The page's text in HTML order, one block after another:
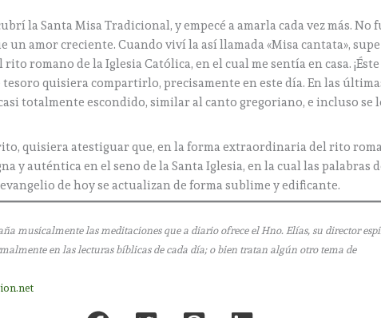
la Santa Misa Tradicional, y empecé a amarla cada vez más. No
un amor creciente. Cuando viví la así llamada «Misa cantata»,
romano de la Iglesia Católica, en el cual me sentía en casa.
tesoro quisiera compartirlo, precisamente en este día. En las
totalmente escondido, similar al canto gregoriano, e incluso se
quisiera atestiguar que, en la forma extraordinaria del rito
y auténtica en el seno de la Santa Iglesia, en la cual las palabras
de hoy se actualizan de forma sublime y edificante.
musicalmente las meditaciones que a diario ofrece el Hno. Elías, su director
en las lecturas bíblicas de cada día; o bien tratan algún otro tema de